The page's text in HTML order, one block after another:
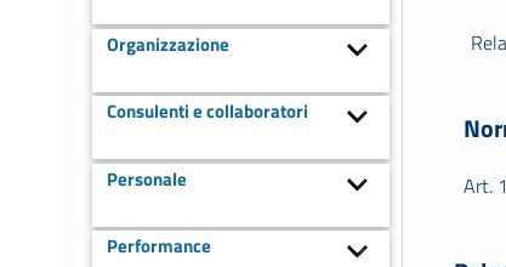
Organizzazione
Consulenti e collaboratori
Personale
Performance
Art.